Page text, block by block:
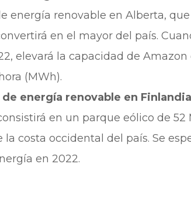
energía renovable en Alberta,
en el mayor del país.
elevará la capacidad de Amazon
(MWh).
energía renovable en Finlandia
en un parque eólico de 52
la costa occidental del país. Se
en 2022.